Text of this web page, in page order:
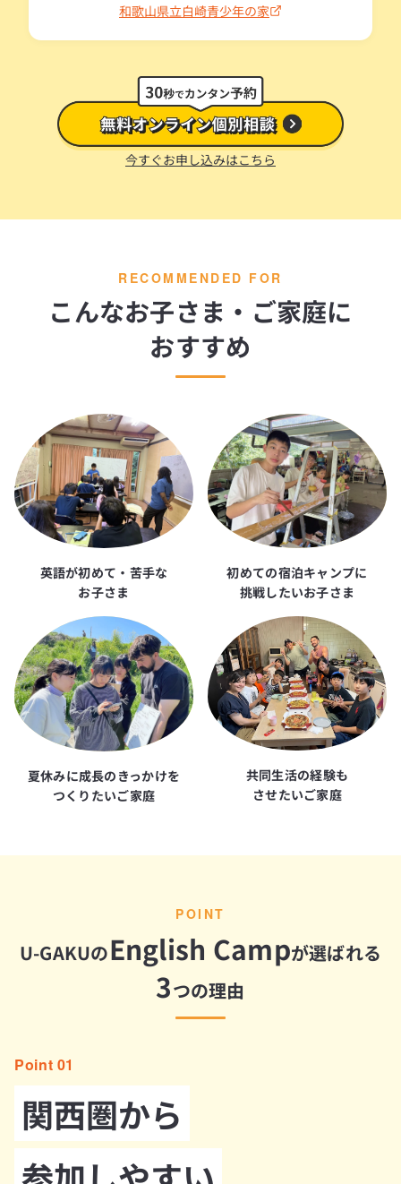
和歌山県立白崎青少年の家
今すぐお申し込みはこちら
RECOMMENDED FOR
こんなお子さま・ご家庭に
おすすめ
英語が初めて・苦手な
お子さま
初めての宿泊キャンプに
挑戦したいお子さま
夏休みに成長のきっかけを
つくりたいご家庭
共同生活の経験も
させたいご家庭
POINT
U-GAKUのEnglish Campが選ばれる
3つの理由
Point 01
関西圏から